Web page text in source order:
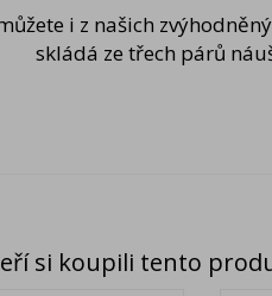
i z našich
skládá ze třech párů
si koupili tento